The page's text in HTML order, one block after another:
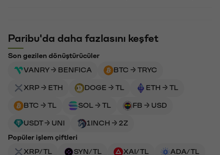
Paribu'da daha fazlasını keşfet
Son gezilen dönüştürücüler
VANRY → BENFICA
BTC → TRYC
XRP → ETH DOGE → TL ETH → TL
BTC → TL SOL → TL FB → USD
USDT → UNI
1INCH → 2Z
Popüler işlem çiftleri
XRP/TL
SYN/TL XAI/TL ADA/TL